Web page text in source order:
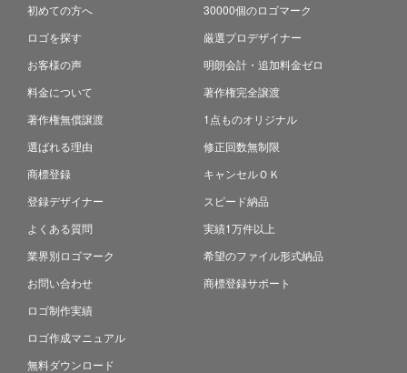
初めての方へ
ロゴを探す
お客様の声
料金について
著作権無償譲渡
選ばれる理由
商標登録
登録デザイナー
よくある質問
業界別ロゴマーク
お問い合わせ
ロゴ制作実績
ロゴ作成マニュアル
無料ダウンロード
30000個のロゴマーク
厳選プロデザイナー
明朗会計・追加料金ゼロ
著作権完全譲渡
1点ものオリジナル
修正回数無制限
キャンセルＯＫ
スピード納品
実績1万件以上
希望のファイル形式納品
商標登録サポート